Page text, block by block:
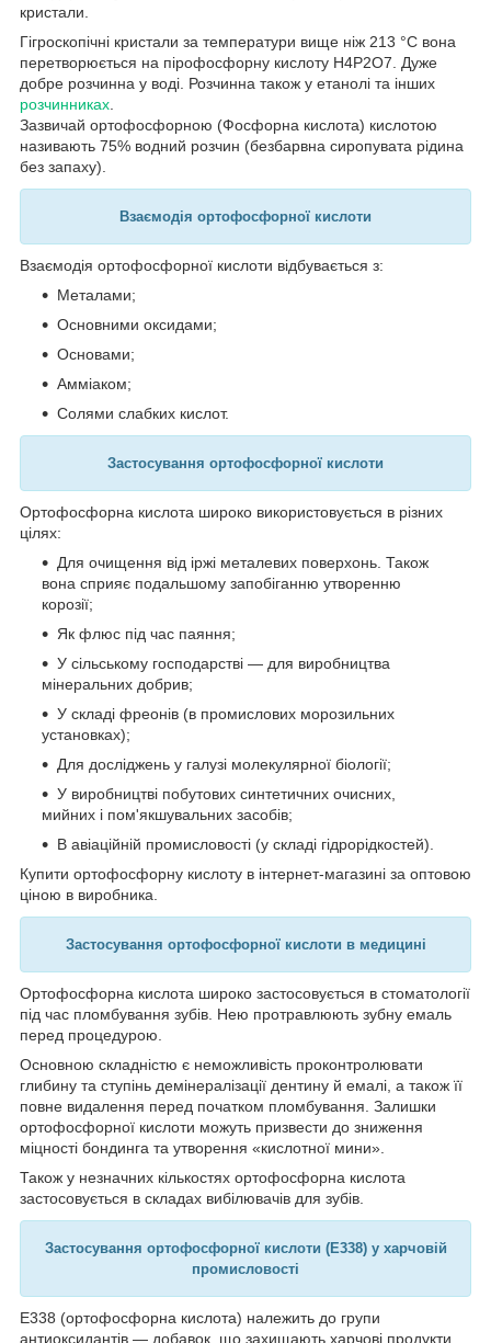
кристали.
Гігроскопічні кристали за температури вище ніж 213 °C вона
перетворюється на пірофосфорну кислоту H4P2O7. Дуже
добре розчинна у воді. Розчинна також у етанолі та інших
розчинниках
Зазвичай ортофосфорною (Фосфорна кислота) кислотою
називають 75% водний розчин (безбарвна сиропувата рідина
без запаху).
Взаємодія ортофосфорної кислоти
Взаємодія ортофосфорної кислоти відбувається з:
Металами;
Основними оксидами;
Основами;
Амміаком;
Солями слабких кислот.
Застосування ортофосфорної кислоти
Ортофосфорна кислота широко використовується в різних
цілях:
Для очищення від іржі металевих поверхонь. Також
вона сприяє подальшому запобіганню утворенню
корозії;
Як флюс під час паяння;
У сільському господарстві — для виробництва
мінеральних добрив;
У складі фреонів (в промислових морозильних
установках);
Для досліджень у галузі молекулярної біології;
У виробництві побутових синтетичних очисних,
мийних і пом'якшувальних засобів;
В авіаційній промисловості (у складі гідрорідкостей).
Купити ортофосфорну кислоту в інтернет-магазині за оптовою
ціною в виробника.
Застосування ортофосфорної кислоти в медицині
Ортофосфорна кислота широко застосовується в стоматології
під час пломбування зубів. Нею протравлюють зубну емаль
перед процедурою.
Основною складністю є неможливість проконтролювати
глибину та ступінь демінералізації дентину й емалі, а також її
повне видалення перед початком пломбування. Залишки
ортофосфорної кислоти можуть призвести до зниження
міцності бондинга та утворення «кислотної мини».
Також у незначних кількостях ортофосфорна кислота
застосовується в складах вибілювачів для зубів.
Застосування ортофосфорної кислоти (Е338) у харчовій
промисловості
Е338 (ортофосфорна кислота) належить до групи
антиоксидантів — добавок, що захищають харчові продукти